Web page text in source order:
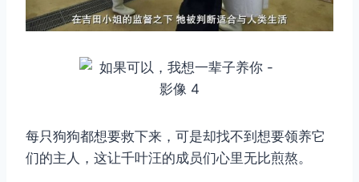
每只狗狗都想要救下来，可是却找不到想要领养它
们的主人，这让千叶汪的成员们心里无比煎熬。